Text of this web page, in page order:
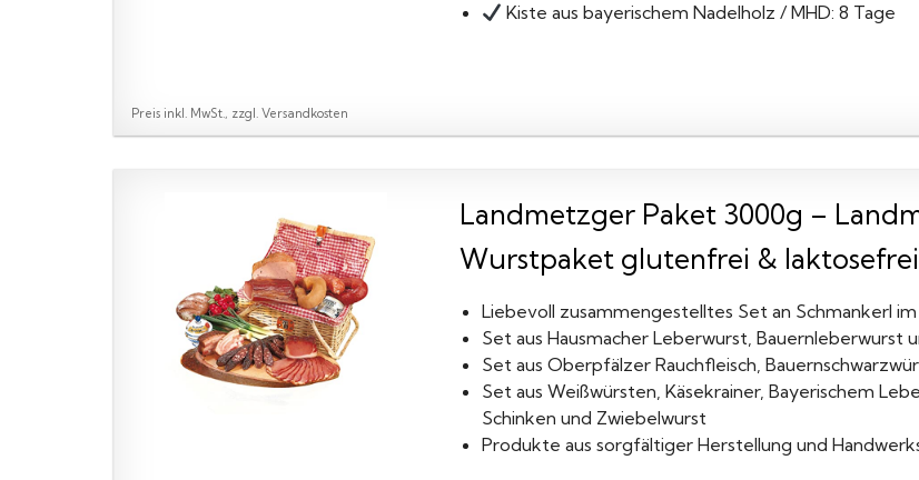
Kiste aus bayerischem Nadelholz / MHD: 8 Tage
Preis inkl. MwSt., zzgl. Versandkosten
Landmetzger Paket 3000g –
Wurstpaket glutenfrei &
Liebevoll zusammengestelltes Set an Schmankerl
Set aus Hausmacher Leberwurst, Bauernleberwurst
Set aus Oberpfälzer Rauchfleisch,
Set aus Weißwürsten, Käsekrainer, Bayerischem
Schinken und Zwiebelwurst
Produkte aus sorgfältiger Herstellung und